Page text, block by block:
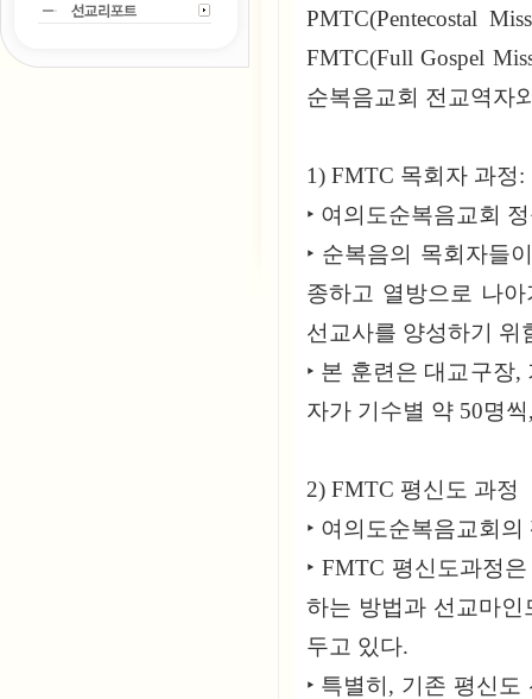
PMTC(Pentecostal
FMTC(Full Gospel
순복음교회 전교역자
1) FMTC 목회자 과정:
‣ 여의도순복음교회
‣ 순복음의 목회자들
종하고 열방으로 나
선교사를 양성하기 위
‣ 본 훈련은 대교구장
자가 기수별 약 50명
2) FMTC 평신도 과정
‣ 여의도순복음교회
‣ FMTC 평신도과정
하는 방법과 선교마
두고 있다.
‣ 특별히, 기존 평신